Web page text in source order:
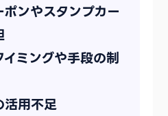
ンやスタンプカー
ミングや手段の制
用不足